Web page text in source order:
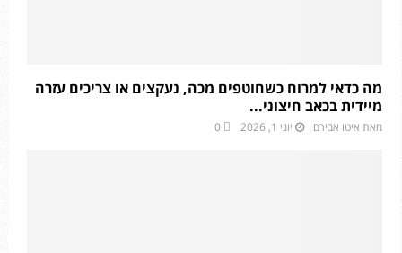
מה כדאי למרוח כשחוטפים מכה, נעקצים או צריכים עזרה
מיידית בכאב חיצוני...
מאת איטו אבירם יוני 1, 2026 0